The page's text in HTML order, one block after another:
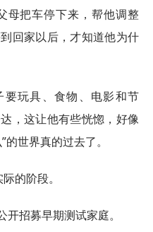
母把车停下来，帮他调整
回家以后，才知道他为什
玩具、食物、电影和节
，这让他有些恍惚，好像
世界真的过去了。
的阶段。
招募早期测试家庭。